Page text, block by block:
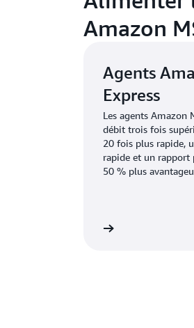
Amazon
Agents
Express
Les agents Amazon
débit trois fois
20 fois plus rapide,
rapide et un rapport
50 % plus